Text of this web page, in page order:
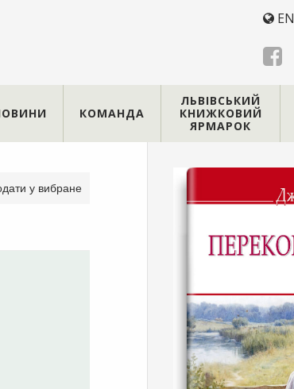
EN
КОМАНДА
ЛЬВІВСЬКИЙ
КНИЖКОВИЙ
ЯРМАРОК
у вибране